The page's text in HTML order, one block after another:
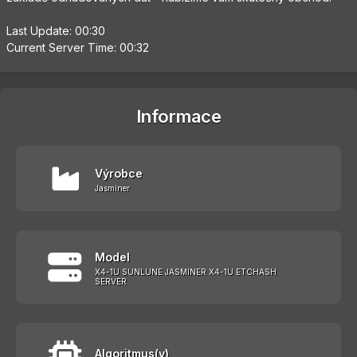
Last Update: 00:30
Current Server Time: 00:32
Informace
Výrobce
Jasminer
Model
X4-1U SUNLUNE JASMINER X4-1U ETCHASH
SERVER
Algoritmus(y)